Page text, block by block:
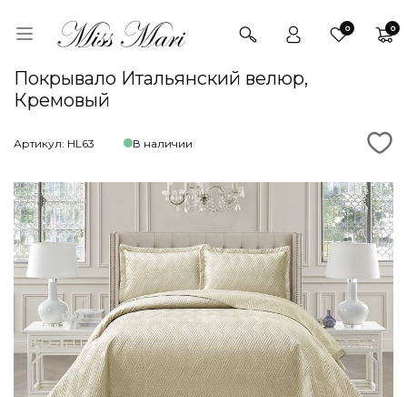
0 0
Покрывало Итальянский велюр,
Кремовый
Артикул: HL63 В наличии